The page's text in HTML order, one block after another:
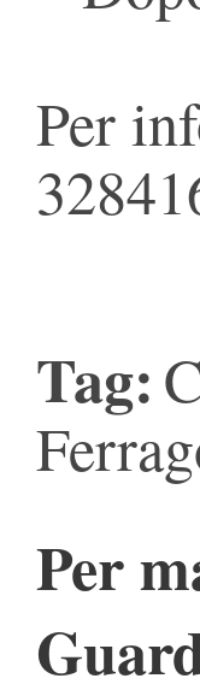
Per
Tag:
Per